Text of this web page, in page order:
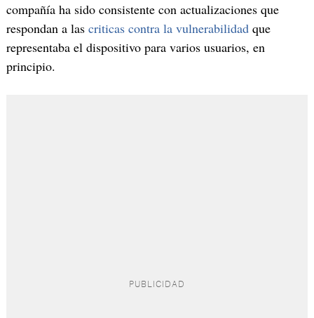
compañía ha sido consistente con actualizaciones que
respondan a las criticas contra la vulnerabilidadque
representaba el dispositivo para varios usuarios, en
principio.